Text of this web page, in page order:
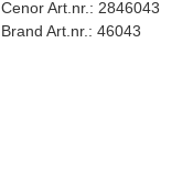
Cenor Art.nr.: 2846043
Brand Art.nr.: 46043